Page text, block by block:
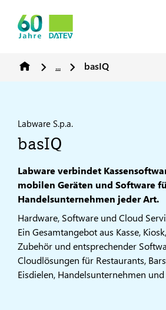
... basIQ
Labware S.p.a.
basIQ
Labware verbindet
mobilen Geräten und Software
Handelsunternehmen jeder Art.
Hardware, Software und Cloud
Ein Gesamtangebot aus Kasse,
Zubehör und entsprechender
Cloudlösungen für Restaurants,
Eisdielen, Handelsunternehmen